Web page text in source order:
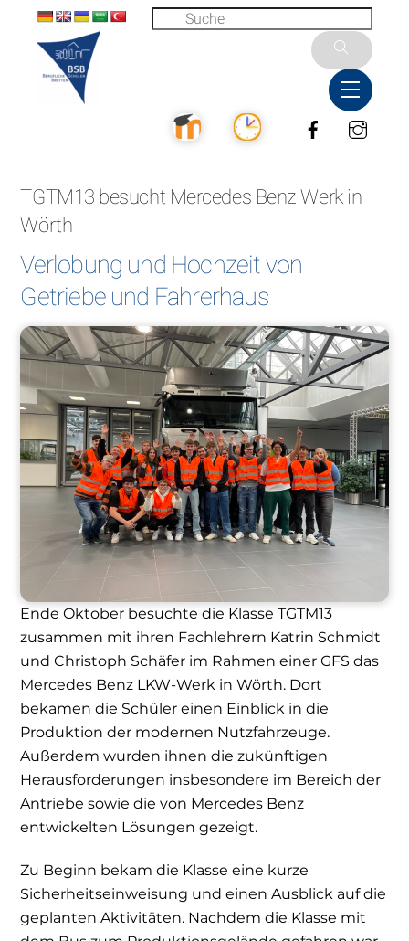
content
Menu
Facebook
TGTM13 besucht Mercedes Benz Werk in
Wörth
Verlobung und Hochzeit von
Getriebe und Fahrerhaus
Ende Oktober besuchte die Klasse TGTM13
zusammen mit ihren Fachlehrern Katrin Schmidt
undChristoph Schäfer im Rahmen einer GFS das
Mercedes Benz LKW-Werk in Wörth. Dort
bekamen die Schüler einen Einblick in die
Produktion der modernen Nutzfahrzeuge.
Außerdem wurden ihnen diezukünftigen
Herausforderungen insbesondere im Bereichder
Antriebe sowie die von Mercedes Benz
entwickelten Lösungen gezeigt.
Zu Beginn bekam die Klasse eine kurze
Sicherheitseinweisung und einen Ausblick auf die
geplanten Aktivitäten. Nachdem die Klasse mit